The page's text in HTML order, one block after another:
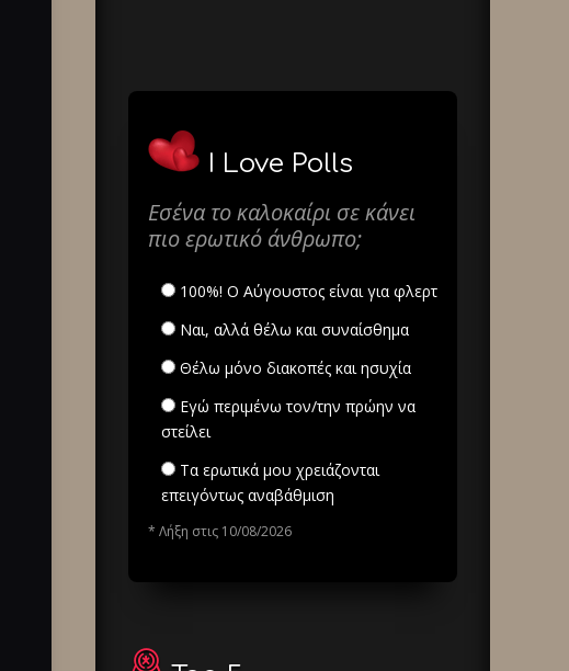
I Love Polls
Εσένα το καλοκαίρι σε κάνει
πιο ερωτικό άνθρωπο;
100%! Ο Αύγουστος είναι για φλερτ
Ναι, αλλά θέλω και συναίσθημα
Θέλω μόνο διακοπές και ησυχία
Εγώ περιμένω τον/την πρώην να
στείλει
Τα ερωτικά μου χρειάζονται
επειγόντως αναβάθμιση
* Λήξη στις 10/08/2026